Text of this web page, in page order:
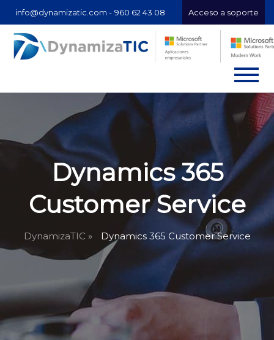
info@dynamizatic.com - 960 62 43 08 Acceso a soporte
Dynamics 365
Customer Service
DynamizaTIC » Dynamics 365 Customer Service